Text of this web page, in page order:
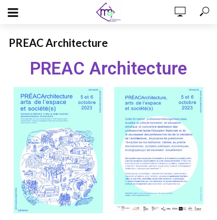
PREAC Architecture
PREAC Architecture